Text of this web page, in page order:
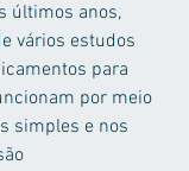
últimos anos,
vários estudos
para
por meio
simples e nos